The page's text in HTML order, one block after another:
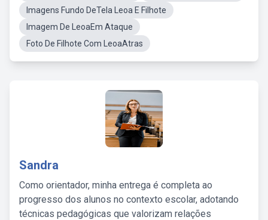
Imagens Fundo DeTela Leoa E Filhote
Imagem De LeoaEm Ataque
Foto De Filhote Com LeoaAtras
Sandra
Como orientador, minha entrega é completa ao
progresso dos alunos no contexto escolar, adotando
técnicas pedagógicas que valorizam relações